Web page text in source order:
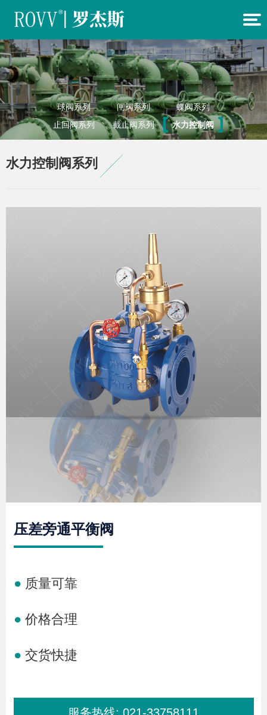
球阀系列 闸阀系列
蝶阀系列
止回阀系列
截止阀系列
水力控制阀
系列
其他阀门系
列
产品视频
水力控制阀系列
压差旁通平衡阀
● 质量可靠
● 价格合理
● 交货快捷